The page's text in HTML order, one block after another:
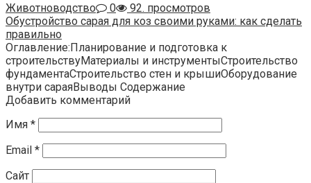
Животноводство
0
92. просмотров
Обустройство сарая для коз своими руками: как сделать
правильно
Оглавление:Планирование и подготовка к
строительствуМатериалы и инструментыСтроительство
фундаментаСтроительство стен и крышиОборудование
внутри сараяВыводы Содержание
Добавить комментарий
Имя *
Email *
Сайт